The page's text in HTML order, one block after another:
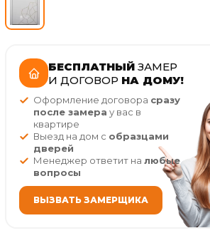
БЕСПЛАТНЫЙ ЗАМЕР
И ДОГОВОР НА ДОМУ!
Оформление договора сразу
после замера у вас в
квартире
Выезд на дом с образцами
дверей
Менеджер ответит на любые
вопросы
ВЫЗВАТЬ ЗАМЕРЩИКА